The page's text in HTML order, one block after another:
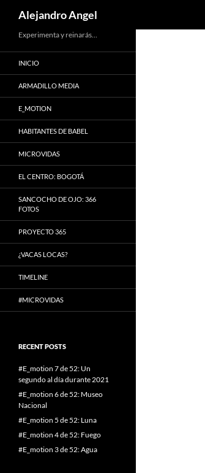
to
content
Alejandro Angel
Experimenta y reinarás…
INICIO
ARMADILLO MEDIA
E_MOTION
HABITANTES DE BABEL
MICROVIDAS
EL CENTRO: BOGOTÁ
SANCOCHO DE OJO: 366
FOTOS
PROYECTO 365
¿VACAS LOCAS?
TIMELINE
#MICROVIDAS
RECENT POSTS
#E_motion 7 de 52: Un
segundo al día durante 2021
#E_motion 6 de 52: Museo
Nacional
#E_motion 5 de 52: Luna
#E_motion 4 de 52: Fuego
#E_motion 3 de 52: Agua